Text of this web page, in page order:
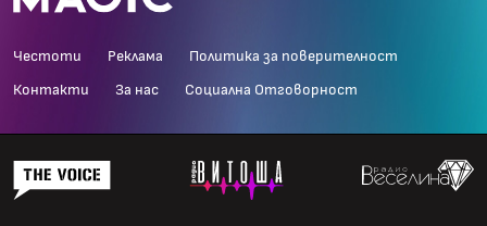
Честоти Реклама Политика за поверителност
Контакти За нас Социална Отговорност